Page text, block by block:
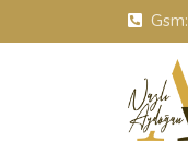
Gsm: